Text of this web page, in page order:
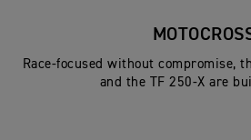
Race-focused without compromise,
and the TF 250-X are